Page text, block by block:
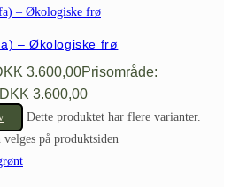
– Økologiske frø
3.600,00Prisområde:
3.600,00
Dette produktet har flere varianter.
på produktsiden